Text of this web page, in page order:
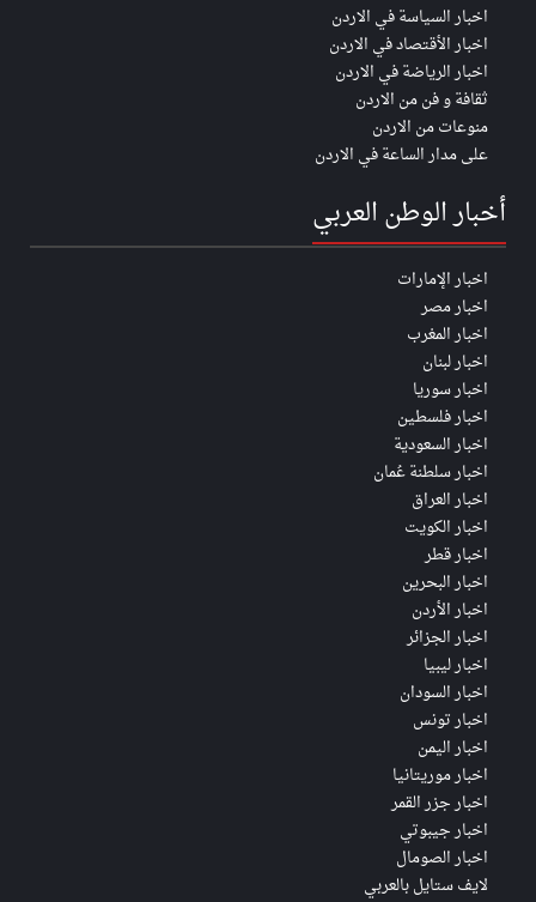
اخبار السياسة في الاردن
اخبار الأقتصاد في الاردن
اخبار الرياضة في الاردن
ثقافة و فن من الاردن
منوعات من الاردن
على مدار الساعة في الاردن
أخبار الوطن العربي
اخبار الإمارات
اخبار مصر
اخبار المغرب
اخبار لبنان
اخبار سوريا
اخبار فلسطين
اخبار السعودية
اخبار سلطنة عُمان
اخبار العراق
اخبار الكويت
اخبار قطر
اخبار البحرين
اخبار الأردن
اخبار الجزائر
اخبار ليبيا
اخبار السودان
اخبار تونس
اخبار اليمن
اخبار موريتانيا
اخبار جزر القمر
اخبار جيبوتي
اخبار الصومال
لايف ستايل بالعربي